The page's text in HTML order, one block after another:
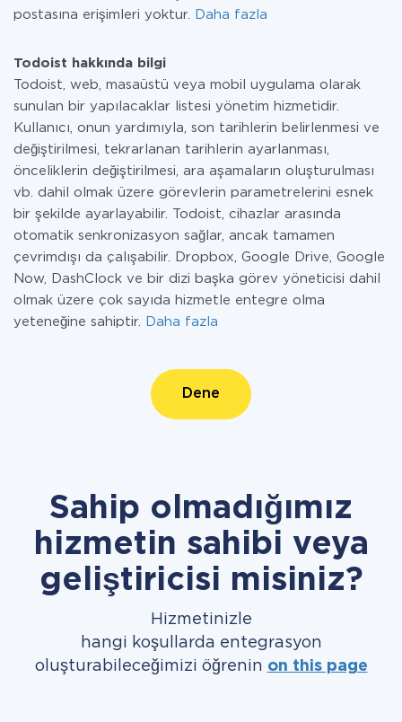
postasına erişimleri yoktur.
Daha fazla
Todoist hakkında bilgi
Todoist, web, masaüstü veya mobil uygulama olarak
sunulan bir yapılacaklar listesi yönetim hizmetidir.
Kullanıcı, onun yardımıyla, son tarihlerin belirlenmesi ve
değiştirilmesi, tekrarlanan tarihlerin ayarlanması,
önceliklerin değiştirilmesi, ara aşamaların oluşturulması
vb. dahil olmak üzere görevlerin parametrelerini esnek
bir şekilde ayarlayabilir. Todoist, cihazlar arasında
otomatik senkronizasyon sağlar, ancak tamamen
çevrimdışı da çalışabilir. Dropbox, Google Drive, Google
Now, DashClock ve bir dizi başka görev yöneticisi dahil
olmak üzere çok sayıda hizmetle entegre olma
yeteneğine sahiptir.
Daha fazla
Dene
Sahip olmadığımız
hizmetin sahibi veya
geliştiricisi misiniz?
Hizmetinizle
hangi koşullarda entegrasyon
oluşturabileceğimizi öğrenin on this page